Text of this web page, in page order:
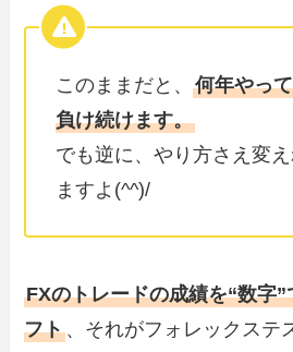
このままだと、何年やっ
負け続けます。
でも逆に、やり方さえ変
ますよ(^^)/
FXのトレードの成績を“数字
フト、それがフォレックステ